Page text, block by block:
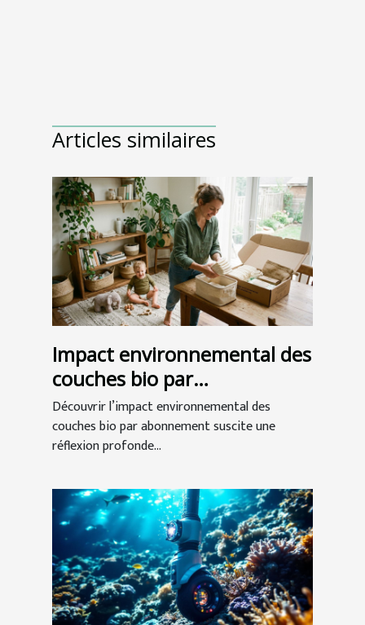
Articles similaires
Impact environnemental des
couches bio par
abonnement
Découvrir l’impact environnemental des
couches bio par abonnement suscite une
réflexion profonde...